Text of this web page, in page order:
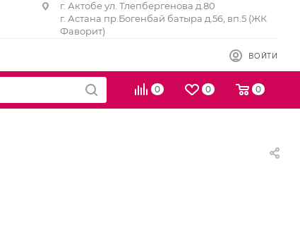
г. Актобе ул. Тлепбергенова д.80
г. Астана пр.Богенбай батыра д.56, вп.5 (ЖК
Фаворит)
ВОЙТИ
0 0 0